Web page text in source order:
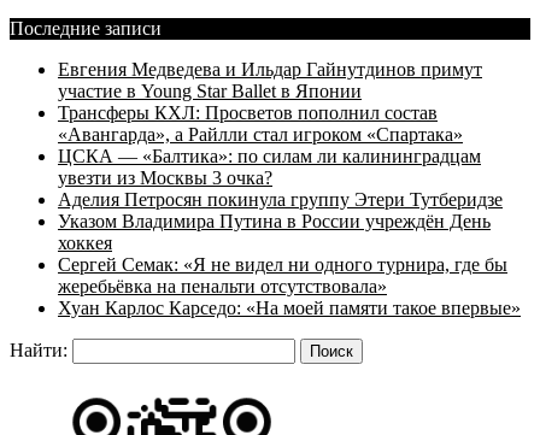
Последние записи
Евгения Медведева и Ильдар Гайнутдинов примут
участие в Young Star Ballet в Японии
Трансферы КХЛ: Просветов пополнил состав
«Авангарда», а Райлли стал игроком «Спартака»
ЦСКА — «Балтика»: по силам ли калининградцам
увезти из Москвы 3 очка?
Аделия Петросян покинула группу Этери Тутберидзе
Указом Владимира Путина в России учреждён День
хоккея
Сергей Семак: «Я не видел ни одного турнира, где бы
жеребьёвка на пенальти отсутствовала»
Хуан Карлос Карседо: «На моей памяти такое впервые»
Найти: